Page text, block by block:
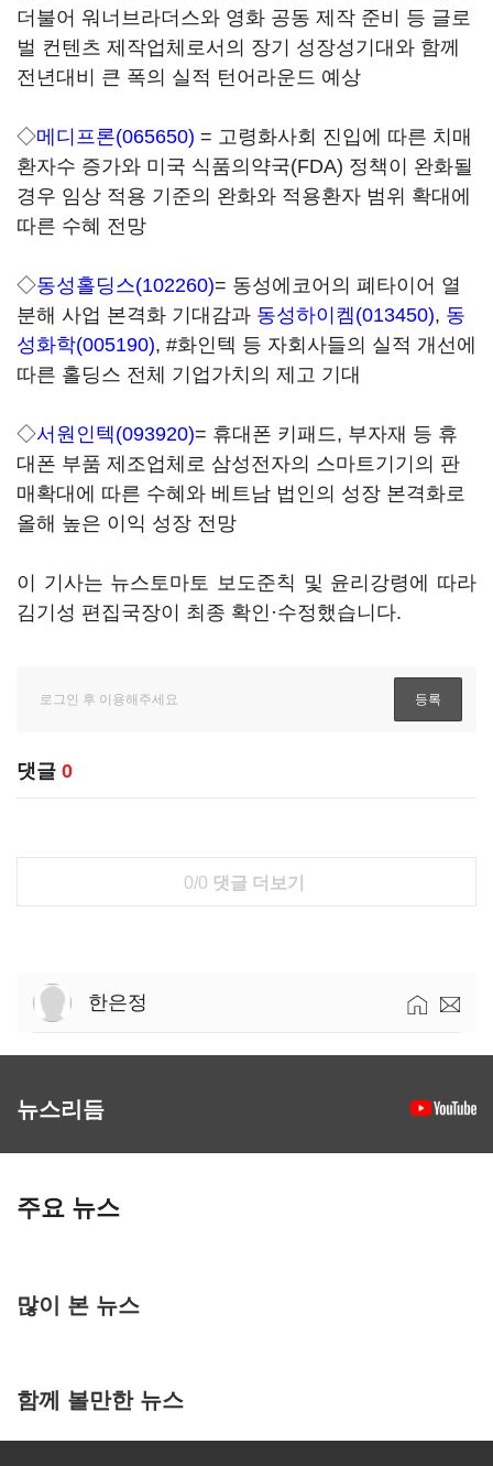
더불어 워너브라더스와 영화 공동 제작 준비 등 글로
벌 컨텐츠 제작업체로서의 장기 성장성기대와 함께
전년대비 큰 폭의 실적 턴어라운드 예상
◇메디프론(065650) = 고령화사회 진입에 따른 치매
환자수 증가와 미국 식품의약국(FDA) 정책이 완화될
경우 임상 적용 기준의 완화와 적용환자 범위 확대에
따른 수혜 전망
◇동성홀딩스(102260)= 동성에코어의 폐타이어 열
분해 사업 본격화 기대감과 동성하이켐(013450), 동
성화학(005190), #화인텍 등 자회사들의 실적 개선에
따른 홀딩스 전체 기업가치의 제고 기대
◇서원인텍(093920)= 휴대폰 키패드, 부자재 등 휴
대폰 부품 제조업체로 삼성전자의 스마트기기의 판
매확대에 따른 수혜와 베트남 법인의 성장 본격화로
올해 높은 이익 성장 전망
이 기사는 뉴스토마토 보도준칙 및 윤리강령에 따라
김기성 편집국장이 최종 확인·수정했습니다.
댓글 0
0/0 댓글 더보기
한은정
뉴스리듬
주요 뉴스
많이 본 뉴스
함께 볼만한 뉴스